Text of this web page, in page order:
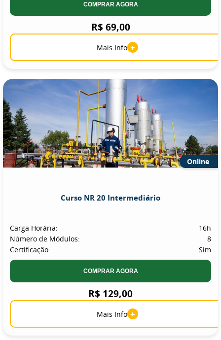
COMPRAR AGORA
R$ 69,00
Mais Info +
Online
Curso NR 20 Intermediário
Carga Horária:
16h
Número de Módulos:
8
Certificação:
Sim
COMPRAR AGORA
R$ 129,00
Mais Info +